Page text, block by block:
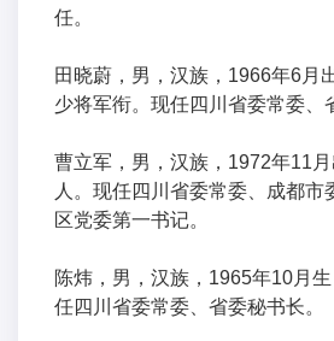
任。
田晓蔚，男，汉族，1966年6月
少将军衔。现任四川省委常委、
曹立军，男，汉族，1972年11
人。现任四川省委常委、成都市
区党委第一书记。
陈炜，男，汉族，1965年10月
任四川省委常委、省委秘书长。